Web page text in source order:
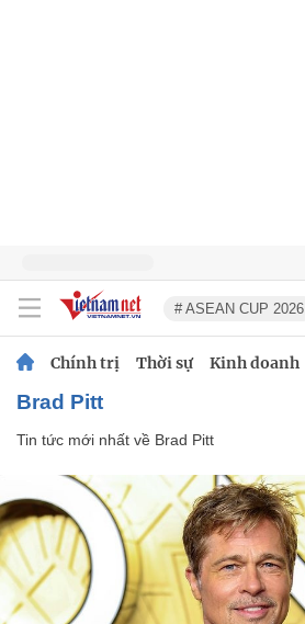
# ASEAN CUP 2026
Chính trị Thời sự Kinh doanh
Brad Pitt
Tin tức mới nhất về Brad Pitt